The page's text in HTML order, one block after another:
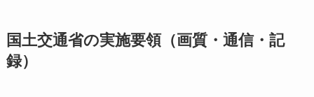
国土交通省の実施要領（画質・通信・記
録）